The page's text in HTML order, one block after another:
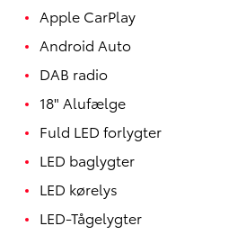
Apple CarPlay
Android Auto
DAB radio
18" Alufælge
Fuld LED forlygter
LED baglygter
LED kørelys
LED-Tågelygter